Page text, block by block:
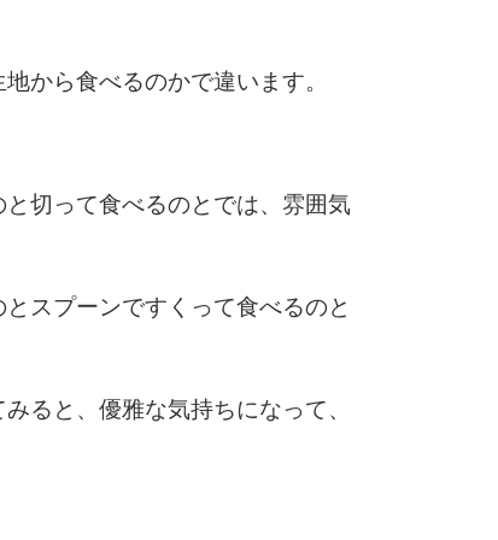
から食べるのかで違います。
切って食べるのとでは、雰囲気
スプーンですくって食べるのと
ると、優雅な気持ちになって、